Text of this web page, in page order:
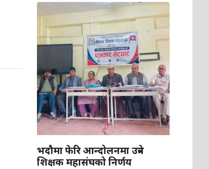
भदौमा फेरि आन्दोलनमा उत्रने
शिक्षक महासंघको निर्णय